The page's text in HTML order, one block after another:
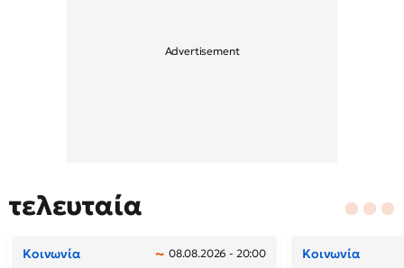
τελευταία
Κοινωνία 08.08.2026 - 20:00 Κοινωνία